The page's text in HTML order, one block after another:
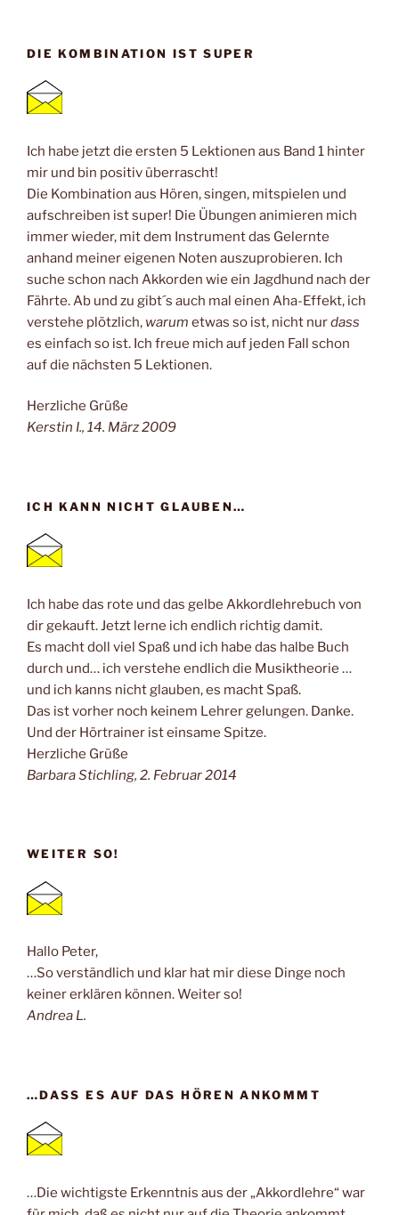
DIE KOMBINATION IST SUPER
Ich habe jetzt die ersten 5 Lektionen aus Band 1 hinter
mir und bin positiv überrascht!
Die Kombination aus Hören, singen, mitspielen und
aufschreiben ist super! Die Übungen animieren mich
immer wieder, mit dem Instrument das Gelernte
anhand meiner eigenen Noten auszuprobieren. Ich
suche schon nach Akkorden wie ein Jagdhund nach der
Fährte. Ab und zu gibt´s auch mal einen Aha-Effekt, ich
verstehe plötzlich, warum etwas so ist, nicht nurdass
es einfach so ist. Ich freue mich auf jeden Fall schon
auf die nächsten 5 Lektionen.
Herzliche Grüße
Kerstin I., 14. März 2009
ICH KANN NICHT GLAUBEN…
Ich habe das rote und das gelbe Akkordlehrebuch von
dir gekauft. Jetzt lerne ich endlich richtig damit.
Es macht doll viel Spaß und ich habe das halbe Buch
durch und… ich verstehe endlich die Musiktheorie …
und ich kanns nicht glauben, es macht Spaß.
Das ist vorher noch keinem Lehrer gelungen. Danke.
Und der Hörtrainer ist einsame Spitze.
Herzliche Grüße
Barbara Stichling, 2. Februar 2014
WEITER SO!
Hallo Peter,
…So verständlich und klar hat mir diese Dinge noch
keiner erklären können. Weiter so!
Andrea L.
…DASS ES AUF DAS HÖREN ANKOMMT
…Die wichtigste Erkenntnis aus der „Akkordlehre“ war